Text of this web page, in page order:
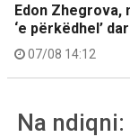
Edon Zhegrova,
‘e përkëdhel’
07/08 14:12
Na ndiqni: